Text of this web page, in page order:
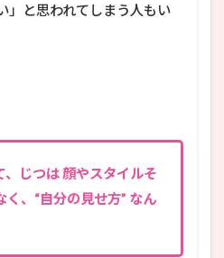
」と思われてしまう人もい
、じつは 顔やスタイルそ
く、“自分の見せ方” なん